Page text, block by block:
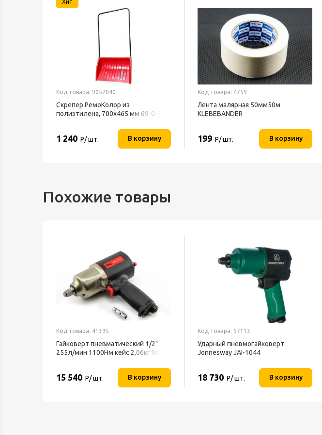
Хит
Код товара: 9052040
Скрепер РемоКолор из
полиэтилена, 700x465 мм 69-0-700
1 240 Р/ шт. В корзину
Код товара: 4759
Лента малярная 50мм50м
KLEBEBANDER
199 Р/ шт. В корзину
Похожие товары
Код товара: 41395
Гайковерт пневматический 1/2"
255л/мин 1100Нм кейс 2,06кг IWC
15 540 Р/ шт. В корзину
Код товара: 57113
Ударный пневмогайковерт
Jonnesway JAI-1044
18 730 Р/ шт. В корзину